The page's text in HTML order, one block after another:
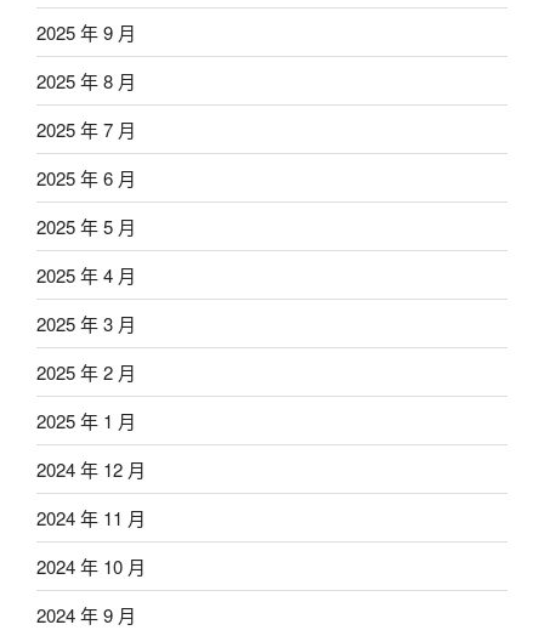
2025 年 9 月
2025 年 8 月
2025 年 7 月
2025 年 6 月
2025 年 5 月
2025 年 4 月
2025 年 3 月
2025 年 2 月
2025 年 1 月
2024 年 12 月
2024 年 11 月
2024 年 10 月
2024 年 9 月